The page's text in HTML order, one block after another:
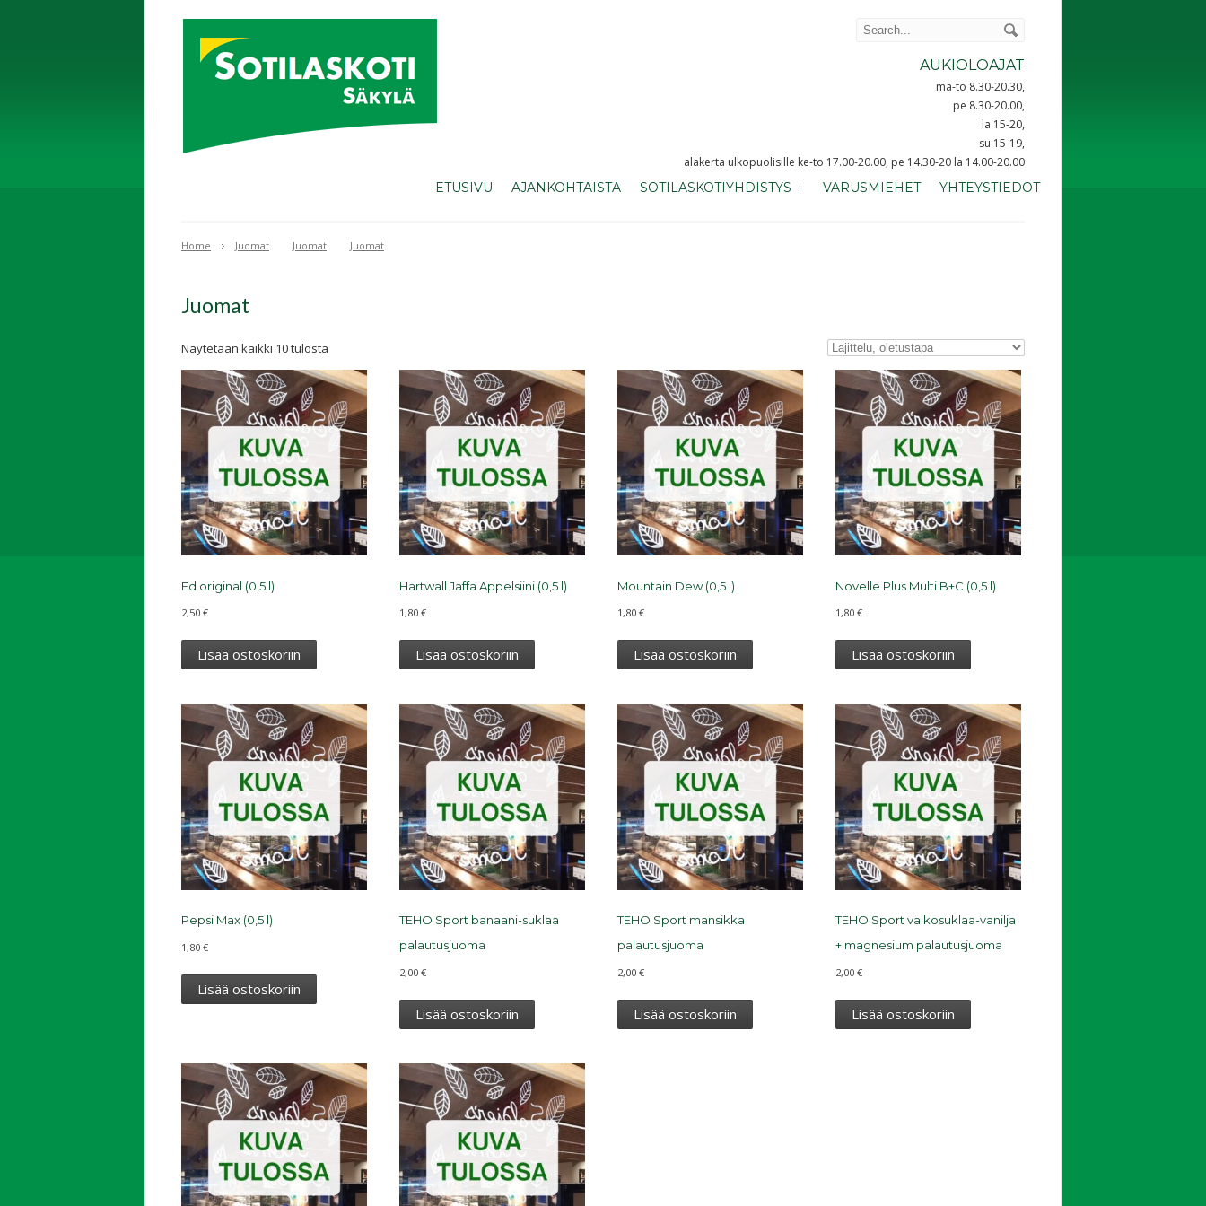
AUKIOLOAJAT
ma-to 8.30-20.30,
pe 8.30-20.00,
la 15-20,
su 15-19,
alakerta ulkopuolisille ke-to 17.00-20.00, pe 14.30-20 la 14.00-20.00
ETUSIVU AJANKOHTAISTA SOTILASKOTIYHDISTYS VARUSMIEHET YHTEYSTIEDOT
Home Juomat Juomat Juomat
Juomat
Näytetään kaikki 10 tulosta
Ed original (0,5 l)
2,50 €
Lisää ostoskoriin
Hartwall Jaffa Appelsiini (0,5 l)
1,80 €
Lisää ostoskoriin
Mountain Dew (0,5 l)
1,80 €
Lisää ostoskoriin
Novelle Plus Multi B+C (0,5 l)
1,80 €
Lisää ostoskoriin
Pepsi Max (0,5 l)
1,80 €
Lisää ostoskoriin
TEHO Sport banaani-suklaa
palautusjuoma
2,00 €
Lisää ostoskoriin
TEHO Sport mansikka
palautusjuoma
2,00 €
Lisää ostoskoriin
TEHO Sport valkosuklaa-vanilja
+ magnesium palautusjuoma
2,00 €
Lisää ostoskoriin